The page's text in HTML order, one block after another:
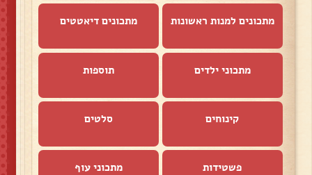
מתכונים למנות ראשונות מתכונים דיאטטים
מתכוני ילדים תוספות
קינוחים סלטים
פשטידות מתכוני עוף